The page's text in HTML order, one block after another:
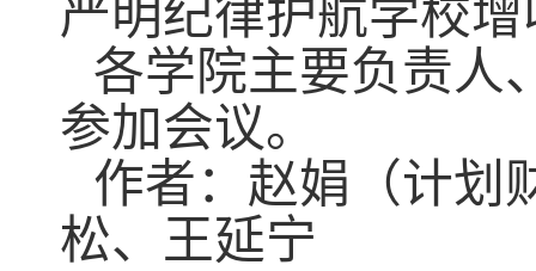
严明纪律护航学校
各学院主要负责人
参加会议。
作者：赵娟（计划
松、王延宁